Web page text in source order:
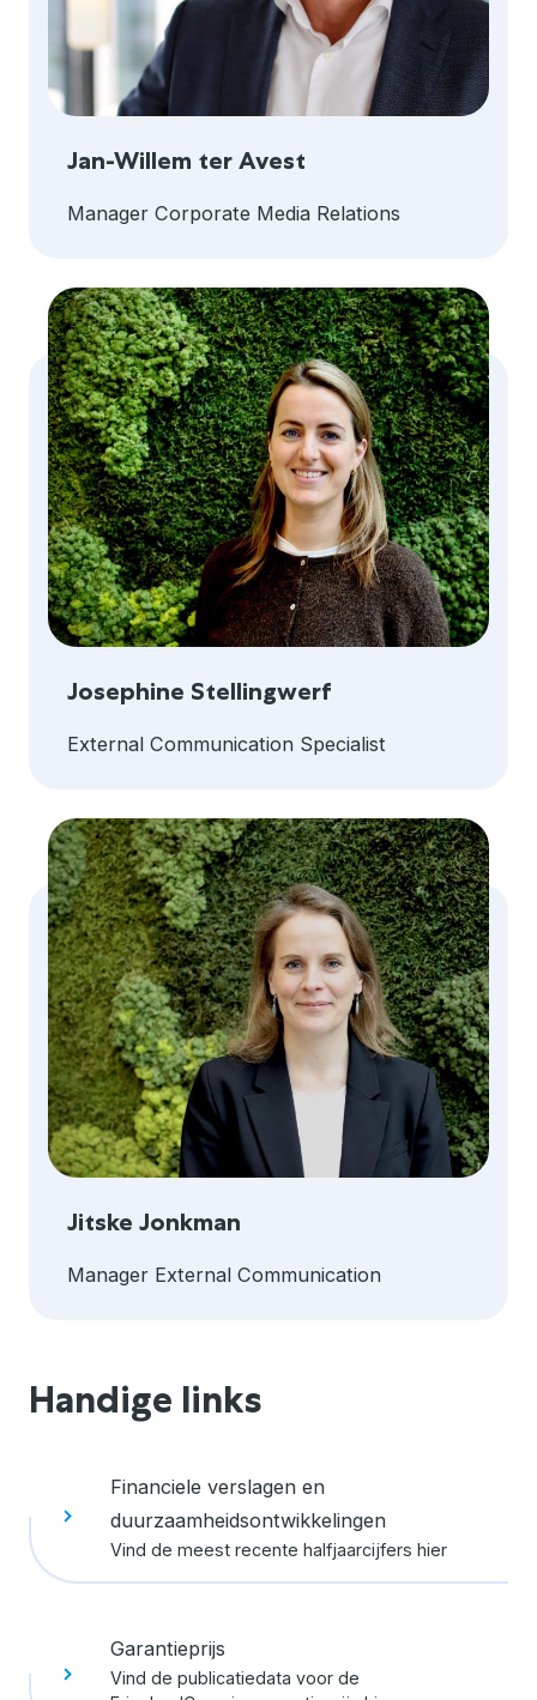
Engels
Jan-Willem ter Avest
Manager Corporate Media Relations
Josephine Stellingwerf
External Communication Specialist
Jitske Jonkman
Manager External Communication
Handige links
Financiele verslagen en
duurzaamheidsontwikkelingen
Vind de meest recente halfjaarcijfers hier
Garantieprijs
Vind de publicatiedata voor de